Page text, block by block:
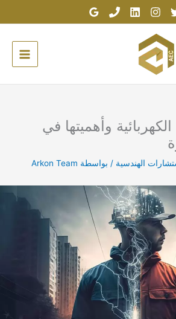
وأهميتها في
الهندسية / بواسطة Arkon Team